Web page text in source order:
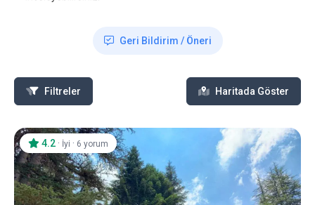
Geri Bildirim / Öneri
Filtreler Haritada Göster
4.2 · İyi · 6 yorum